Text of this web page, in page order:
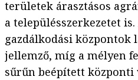
területek árasztásos
a településszerkezetet
gazdálkodási központok
jellemző, míg a mélyen
sűrűn beépített